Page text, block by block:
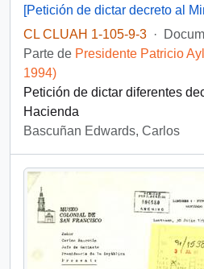
CL CLUAH 1-105-9-3 ·
Parte de Presidente Patricio
1994)
Petición de dictar diferentes
Hacienda
Bascuñan Edwards, Carlos